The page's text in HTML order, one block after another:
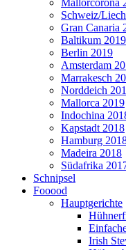
Mallorcorona
Schweiz/
Gran Canaria
Baltikum 2019
Berlin 2019
Amsterdam
Marrakesch
Norddeich
Mallorca 2019
Indochina
Kapstadt 2018
Hamburg
Madeira 2018
Südafrika
Schnipsel
Fooood
Hauptgerichte
Irish